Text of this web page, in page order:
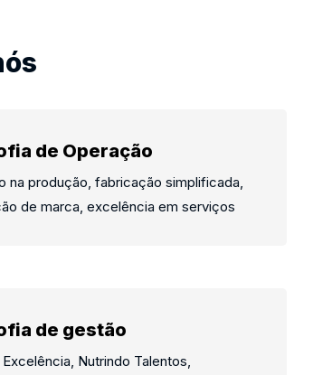
de Operação
na produção, fabricação simplificada,
de marca, excelência em serviços
de gestão
Nutrindo Talentos,